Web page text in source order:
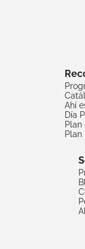
Ahí
Día
Plan
Plan